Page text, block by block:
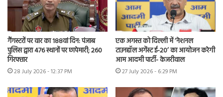
गैंगस्टरों पर वार का 188वां दिन: पंजाब
पुलिस द्वारा 476 स्थानों पर छापेमारी; 260
गिरफ्तार
28 July 2026 - 12:37 PM
एक अगस्त को दिल्ली में ‘नेशनल
टाउनहॉल अगेंस्ट ई-20’ का आयोजन करेगी
आम आदमी पार्टी- केजरीवाल
27 July 2026 - 6:29 PM